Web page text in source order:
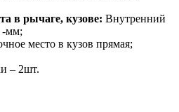
в рычаге, кузове: Внутренний
-мм;
место в кузов прямая;
– 2шт.